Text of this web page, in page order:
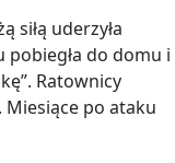
siłą uderzyła
pobiegła do domu i
Ratownicy
po ataku